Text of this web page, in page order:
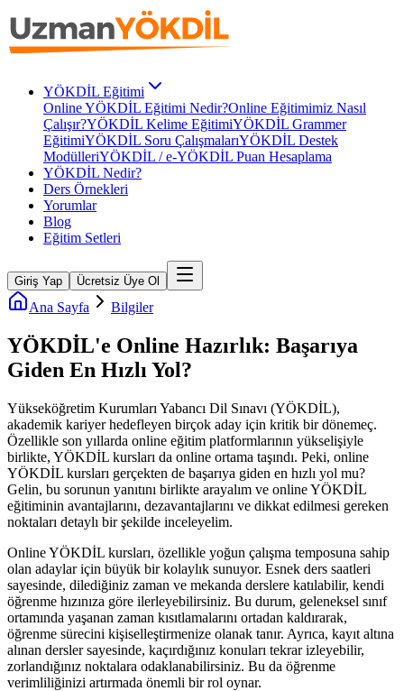
YÖKDİL Eğitimi
Online YÖKDİL Eğitimi Nedir?Online Eğitimimiz Nasıl
Çalışır?YÖKDİL Kelime EğitimiYÖKDİL Grammer
EğitimiYÖKDİL Soru ÇalışmalarıYÖKDİL Destek
ModülleriYÖKDİL / e-YÖKDİL Puan Hesaplama
YÖKDİL Nedir?
Ders Örnekleri
Yorumlar
Blog
Eğitim Setleri
Giriş Yap Ücretsiz Üye Ol
Ana Sayfa Bilgiler
YÖKDİL'e Online Hazırlık: Başarıya
Giden En Hızlı Yol?
Yükseköğretim Kurumları Yabancı Dil Sınavı (YÖKDİL),
akademik kariyer hedefleyen birçok aday için kritik bir dönemeç.
Özellikle son yıllarda online eğitim platformlarının yükselişiyle
birlikte, YÖKDİL kursları da online ortama taşındı. Peki, online
YÖKDİL kursları gerçekten de başarıya giden en hızlı yol mu?
Gelin, bu sorunun yanıtını birlikte arayalım ve online YÖKDİL
eğitiminin avantajlarını, dezavantajlarını ve dikkat edilmesi gereken
noktaları detaylı bir şekilde inceleyelim.
Online YÖKDİL kursları, özellikle yoğun çalışma temposuna sahip
olan adaylar için büyük bir kolaylık sunuyor. Esnek ders saatleri
sayesinde, dilediğiniz zaman ve mekanda derslere katılabilir, kendi
öğrenme hızınıza göre ilerleyebilirsiniz. Bu durum, geleneksel sınıf
ortamında yaşanan zaman kısıtlamalarını ortadan kaldırarak,
öğrenme sürecini kişiselleştirmenize olanak tanır. Ayrıca, kayıt altına
alınan dersler sayesinde, kaçırdığınız konuları tekrar izleyebilir,
zorlandığınız noktalara odaklanabilirsiniz. Bu da öğrenme
verimliliğinizi artırmada önemli bir rol oynar.